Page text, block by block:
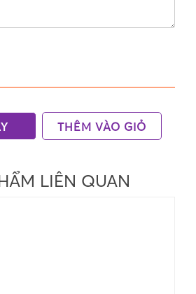
THÊM VÀO GIỎ
LIÊN QUAN